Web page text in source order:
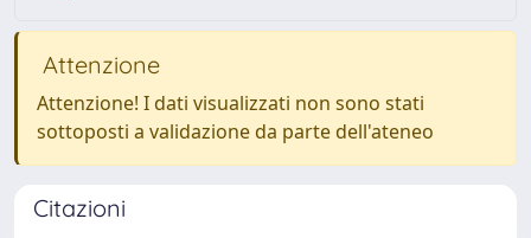
Attenzione
Attenzione! I dati visualizzati non sono stati
sottoposti a validazione da parte dell'ateneo
Citazioni